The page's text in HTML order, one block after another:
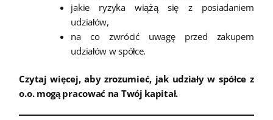
jakie ryzyka wiążą się z posiadaniem
udziałów,
na co zwrócić uwagę przed zakupem
udziałów w spółce.
Czytaj więcej, aby zrozumieć, jak udziały w spółce z
o.o. mogą pracować na Twój kapitał.